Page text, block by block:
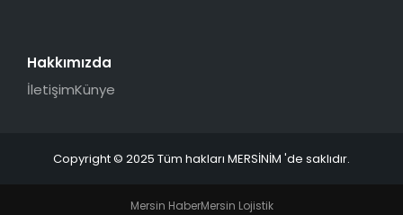
Hakkımızda
İletişimKünye
Copyright © 2025 Tüm hakları MERSİNİM 'de saklıdır.
Mersin HaberMersin Lojistik